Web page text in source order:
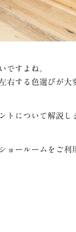
ですよね。
する色選びが大
トについて解説し
ョールームをご利